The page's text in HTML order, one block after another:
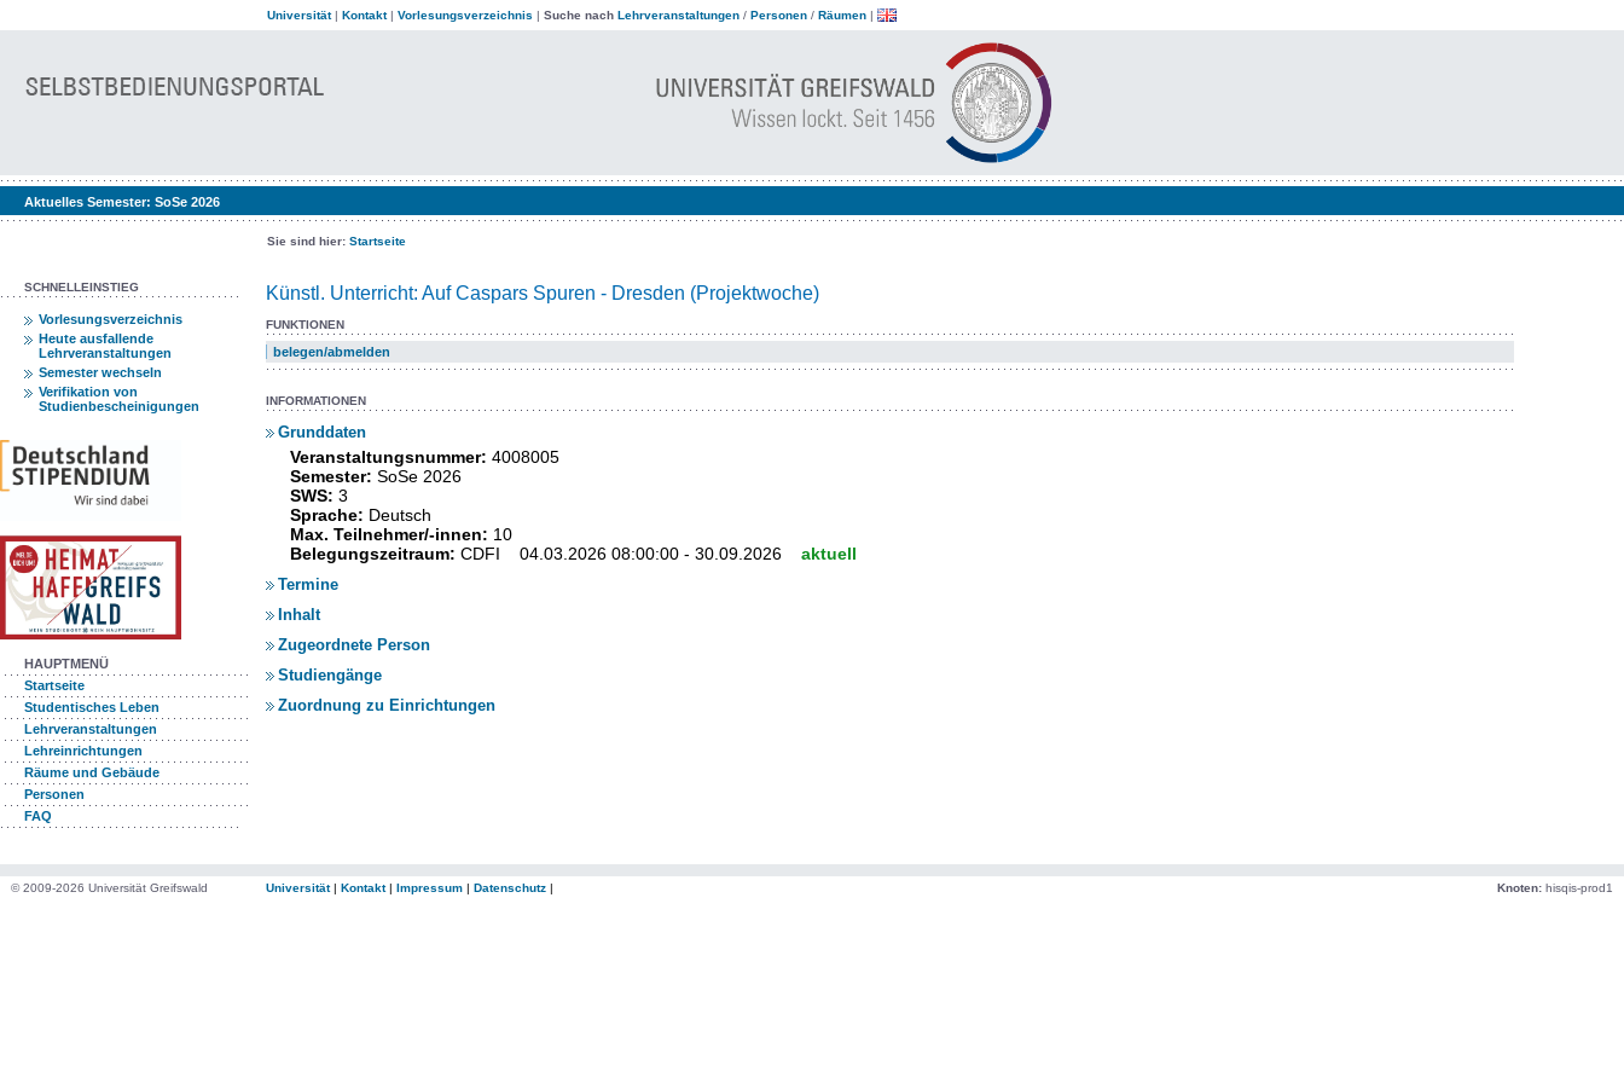
Universität| Kontakt| Vorlesungsverzeichnis | Suche nach Lehrveranstaltungen / Personen / Räumen |
Aktuelles Semester: SoSe 2026
Sie sind hier: Startseite
SCHNELLEINSTIEG
Vorlesungsverzeichnis
Heute ausfallende
Lehrveranstaltungen
Semester wechseln
Verifikation von
Studienbescheinigungen
HAUPTMENÜ
Startseite
Studentisches Leben
Lehrveranstaltungen
Lehreinrichtungen
Räume und Gebäude
Personen
FAQ
Künstl. Unterricht: Auf Caspars Spuren - Dresden (Projektwoche)
FUNKTIONEN
belegen/abmelden
INFORMATIONEN
Grunddaten
Veranstaltungsnummer: 4008005
Semester: SoSe 2026
SWS: 3
Sprache: Deutsch
Max. Teilnehmer/-innen: 10
Belegungszeitraum: CDFI 04.03.2026 08:00:00 - 30.09.2026 aktuell
Termine
Inhalt
Zugeordnete Person
Studiengänge
Zuordnung zu Einrichtungen
© 2009-2026 Universität Greifswald Universität| Kontakt| Impressum | Datenschutz | Knoten: hisqis-prod1